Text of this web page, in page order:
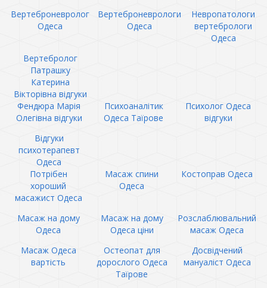
Вертеброневролог
Одеса
Вертеброневрологи
Одеса
Невропатологи
вертебрологи
Одеса
Вертебролог
Патрашку
Катерина
Вікторівна відгуки
Фендюра Марія
Олегівна відгуки
Психоаналітик
Одеса Таїрове
Психолог Одеса
відгуки
Відгуки
психотерапевт
Одеса
Потрібен
хороший
масажист Одеса
Масаж спини
Одеса
Костоправ Одеса
Масаж на дому
Одеса
Масаж на дому
Одеса ціни
Розслаблювальний
масаж Одеса
Масаж Одеса
вартість
Остеопат для
дорослого Одеса
Таїрове
Досвідчений
мануаліст Одеса